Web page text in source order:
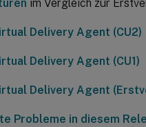
im Vergleich zur
Delivery Agent (CU2)
Delivery Agent (CU1)
Delivery Agent
Probleme in diesem